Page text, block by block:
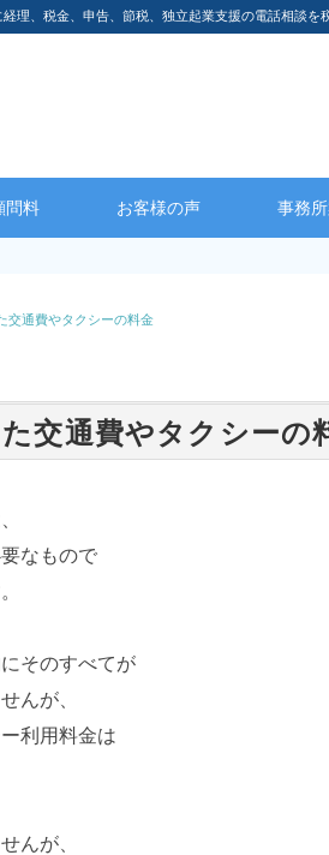
理、税金、申告、節税、独立起業支援の電話相談を
問料 お客様の声 事務
通費やタクシーの料金
交通費やタクシーの
なもので
そのすべてが
んが、
利用料金は
んが、